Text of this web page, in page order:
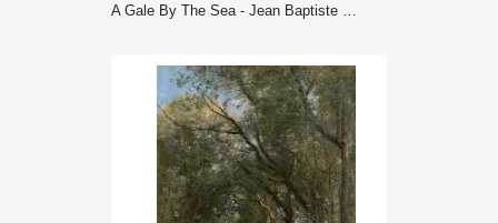
A Gale By The Sea - Jean Baptiste Camille Corot